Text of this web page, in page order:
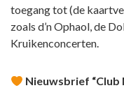
toegang tot (de
zoals d’n Ophaol, de
Kruikenconcerten.
Nieuwsbrief “Club